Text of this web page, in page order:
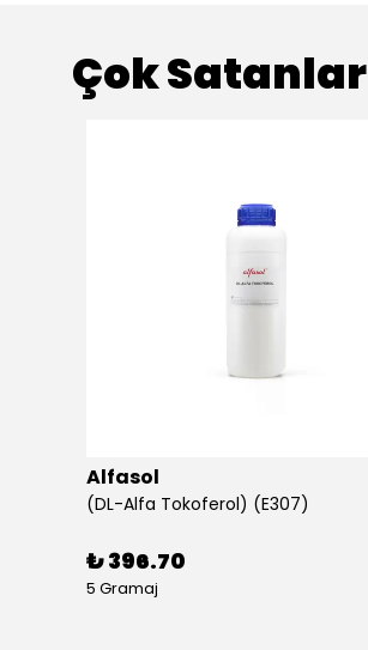
Çok Satanlar
Alfasol
(DL-Alfa Tokoferol) (E307)
₺ 396.70
5 Gramaj